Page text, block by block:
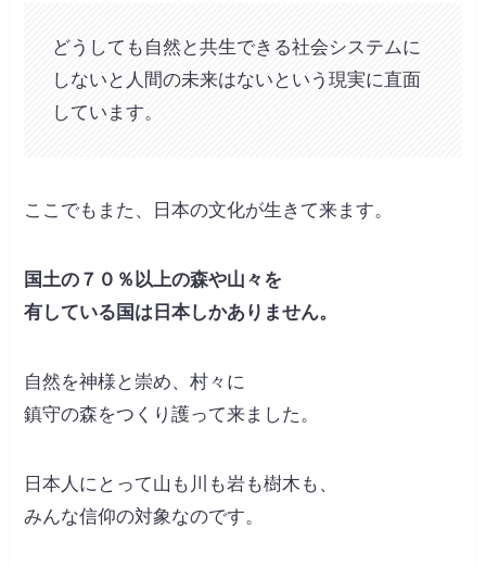
どうしても自然と共生できる社会システムに
しないと人間の未来はないという現実に直面
しています。
ここでもまた、日本の文化が生きて来ます。
国土の７０％以上の森や山々を
有している国は日本しかありません。
自然を神様と崇め、村々に
鎮守の森をつくり護って来ました。
日本人にとって山も川も岩も樹木も、
みんな信仰の対象なのです。